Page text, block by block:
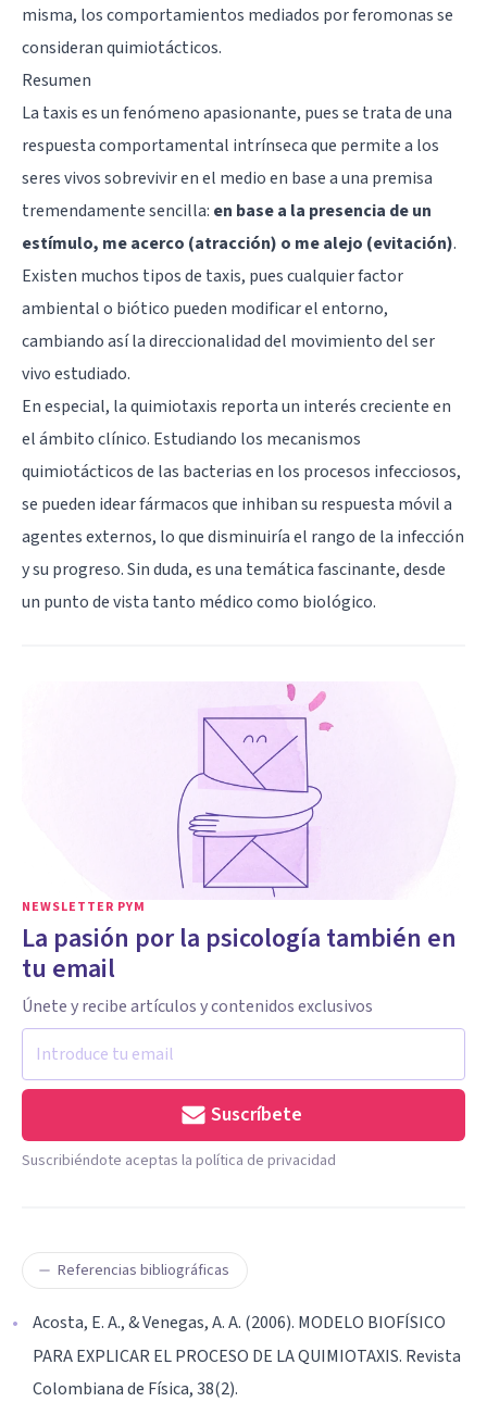
misma, los comportamientos mediados por feromonas se
consideran quimiotácticos.
Resumen
La taxis es un fenómeno apasionante, pues se trata de una
respuesta comportamental intrínseca que permite a los
seres vivos sobrevivir en el medio en base a una premisa
tremendamente sencilla: en base a la presencia de un
estímulo, me acerco (atracción) o me alejo (evitación).
Existen muchos tipos de taxis, pues cualquier factor
ambiental o biótico pueden modificar el entorno,
cambiando así la direccionalidad del movimiento del ser
vivo estudiado.
En especial, la quimiotaxis reporta un interés creciente en
el ámbito clínico. Estudiando los mecanismos
quimiotácticos de las bacterias en los procesos infecciosos,
se pueden idear fármacos que inhiban su respuesta móvil a
agentes externos, lo que disminuiría el rango de la infección
y su progreso. Sin duda, es una temática fascinante, desde
un punto de vista tanto médico como biológico.
NEWSLETTER PYM
La pasión por la psicología también en
tu email
Únete y recibe artículos y contenidos exclusivos
Suscríbete
Suscribiéndote aceptas la política de privacidad
Referencias bibliográficas
Acosta, E. A., & Venegas, A. A. (2006). MODELO BIOFÍSICO
PARA EXPLICAR EL PROCESO DE LA QUIMIOTAXIS. Revista
Colombiana de Física, 38(2).